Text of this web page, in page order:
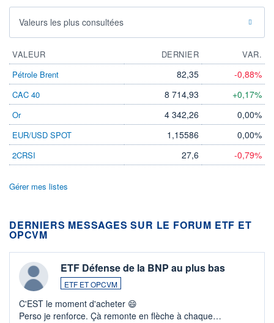
Valeurs les plus consultées
VALEUR DERNIER
VAR.
Pétrole Brent
82,35 -0,88%
CAC 40 8 714,93 +0,17%
Or 4 342,26 0,00%
EUR/USD SPOT 1,15586 0,00%
2CRSI 27,6 -0,79%
Gérer mes listes
DERNIERS MESSAGES SUR LE FORUM ETF ET
OPCVM
ETF Défense de la BNP au plus bas
ETF ET OPCVM
C'EST le moment d'acheter 😄​
Perso je renforce. Çà remonte en flèche à chaque